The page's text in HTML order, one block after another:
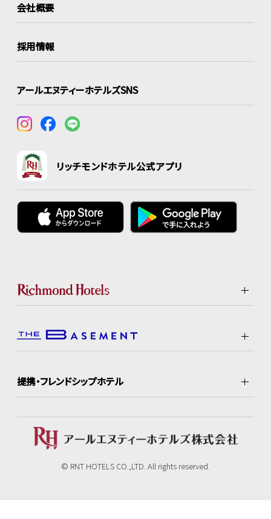
会社概要
採用情報
アールエヌティーホテルズSNS
リッチモンドホテル公式アプリ
提携・フレンドシップホテル
© RNT HOTELS CO.,LTD. All rights reserved.